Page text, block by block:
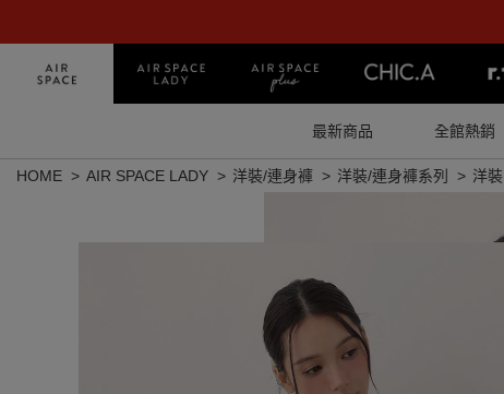
最新商品 全館熱銷
HOME AIR SPACE LADY 洋裝/連身褲 洋裝/連身褲系列 洋裝